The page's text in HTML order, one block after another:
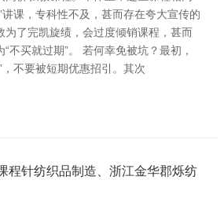
讲课，专科性不及，甚而存在夸大宣传的
为了完凯旋绩，会过度倾销课程，甚而
不买就过期”。 若何幸免被坑？最初，
，不要被短期优惠招引。其次
程针纺织品制造、浙江金华郡烁纺